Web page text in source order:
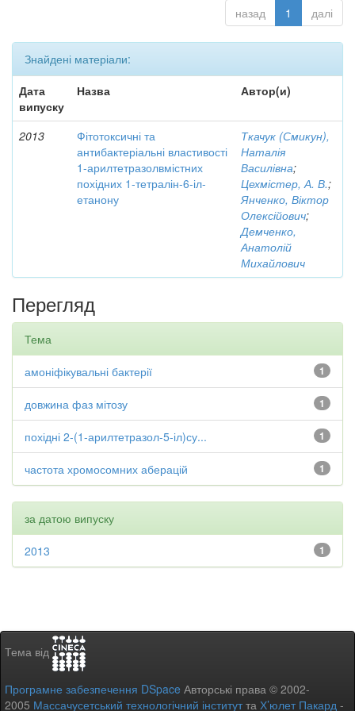
назад 1 далі
Знайдені матеріали:
Дата
випуску
Назва Автор(и)
2013
Фітотоксичні та
антибактеріальні властивості
1-арилтетразолвмістних
похідних 1-тетралін-6-іл-
етанону
Ткачук (Смикун),
Наталія
Василівна;
Цехмістер, А. В.;
Янченко, Віктор
Олексійович;
Демченко,
Анатолій
Михайлович
Перегляд
Тема
1
амоніфікувальні бактерії
1
довжина фаз мітозу
1
похідні 2-(1-арилтетразол-5-іл)су...
1
частота хромосомних аберацій
за датою випуску
1
2013
Тема від
Програмне забезпечення DSpace Авторські права © 2002-
2005 Массачусетський технологічний інститутта Х’юлет Пакард -